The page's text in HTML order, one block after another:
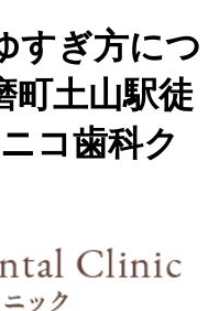
すぎ方につ
町土山駅徒
コ歯科ク